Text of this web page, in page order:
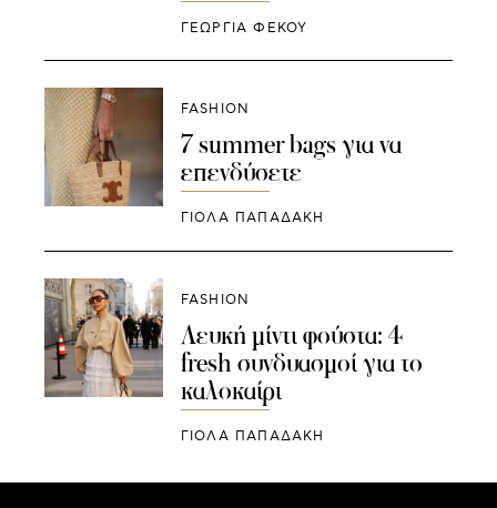
ΓΕΩΡΓΙΑ ΦΕΚΟΥ
FASHION
7 summer bags για να
επενδύσετε
ΓΙΌΛΑ ΠΑΠΑΔΆΚΗ
FASHION
Λευκή μίντι φούστα: 4
fresh συνδυασμοί για το
καλοκαίρι
ΓΙΌΛΑ ΠΑΠΑΔΆΚΗ